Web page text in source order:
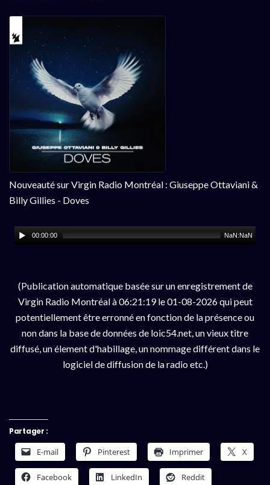
Nouveauté sur Virgin Radio Montréal : Giuseppe Ottaviani &
Billy Gillies - Doves
00:00:00 NaN:NaN
(Publication automatique basée sur un enregistrement de
Virgin Radio Montréal à 06:21:19 le 01-08-2026 qui peut
potentiellement être erronné en fonction de la présence ou
non dans la base de données de loic54.net, un vieux titre
diffusé, un élement d'habillage, un nommage différent dans le
logiciel de diffusion de la radio etc.)
Partager :
E-mail Pinterest Imprimer X
Facebook LinkedIn Reddit